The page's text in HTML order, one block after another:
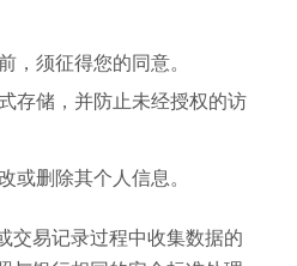
，须征得您的同意。
存储，并防止未经授权的访
或删除其个人信息。
交易记录过程中收集数据的